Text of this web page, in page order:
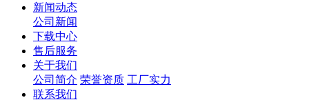
新闻动态
公司新闻
下载中心
售后服务
关于我们
公司简介 荣誉资质 工厂实力
联系我们